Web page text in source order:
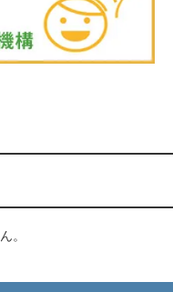
。